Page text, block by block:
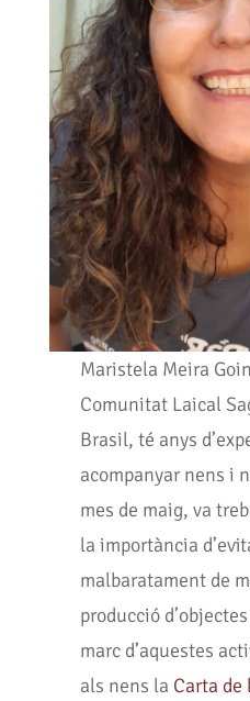
Maristela Meira
Comunitat Laical
Brasil, té anys
acompanyar nens i
mes de maig, va
la importància
malbaratament de
producció
marc d’aquestes
als nens la Carta de